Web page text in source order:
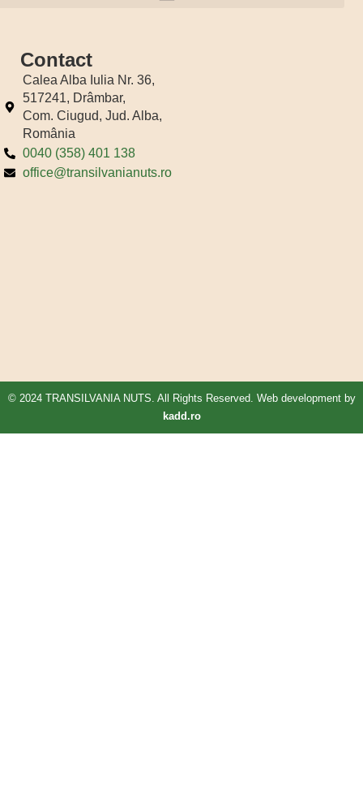
Contact
Calea Alba Iulia Nr. 36,
517241, Drâmbar,
Com. Ciugud, Jud. Alba,
România
0040 (358) 401 138
office@transilvanianuts.ro
© 2024 TRANSILVANIA NUTS. All Rights Reserved. Web development by
kadd.ro